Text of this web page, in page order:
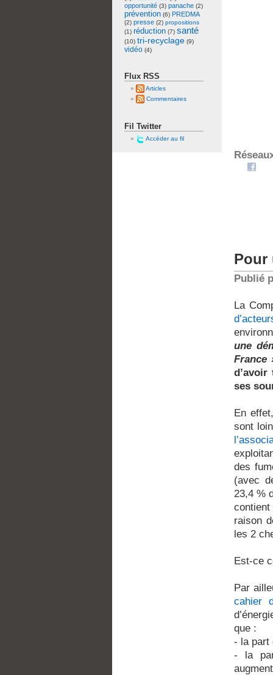
opportunité (3) panache (2)
prévention (6) PREDMA
(2) presse (2) propositions
(1) réduction (7) santé
(10) tri-recyclage (9)
vidéo (4)
Flux RSS
Articles
Commentaires
Fil Twitter
Accéder au fil
Pour
Publié
La
une
France
ses
En
sont
des
(avec
23,4 %
raison
les 2
Est-ce
Par
cahier
que :
- la part
- la